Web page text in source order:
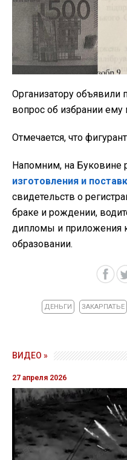
Организатору объявили
вопрос об избрании
Отмечается, что
Напомним, на Буковине
изготовления и
свидетельств о
браке и рождении,
дипломы и
образовании.
ДЕНЬГИ ЗАКАРПАТЬЕ
ВИДЕО »
27 апреля 2026